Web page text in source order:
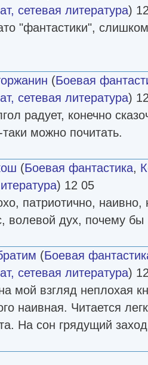
сетевая литература)
"фантастики",
(Боевая
сетевая литература)
радует, конечно
можно почитать.
(Боевая фантастика,
) 12 05
патриотично, наивно,
волевой дух, почему бы
(Боевая
сетевая литература)
мой взгляд неплохая
наивная. Читается
На сон грядущий